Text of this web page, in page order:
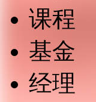
课程
基金
经理